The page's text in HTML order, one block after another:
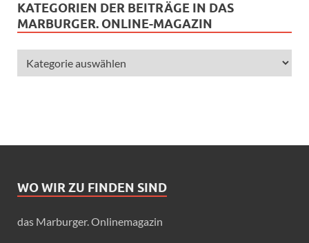
KATEGORIEN DER BEITRÄGE IN DAS
MARBURGER. ONLINE-MAGAZIN
WO WIR ZU FINDEN SIND
das Marburger. Onlinemagazin